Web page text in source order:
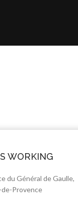
WORKING
du Général de Gaulle,
de-Provence